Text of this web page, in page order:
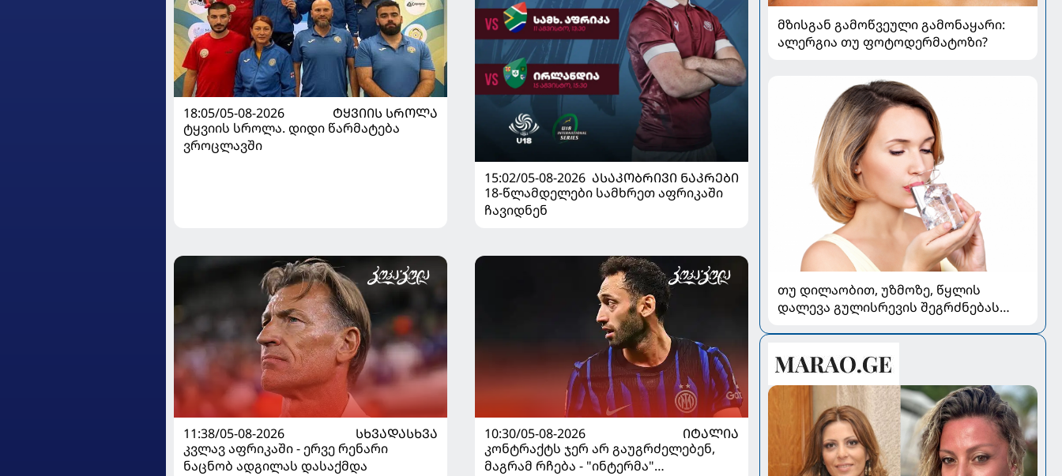
18:05/05-08-2026
ᲢᲧᲕᲘᲘᲡ ᲡᲠᲝᲚᲐ
ტყვიის სროლა. დიდი წარმატება
ვროცლავში
15:02/05-08-2026 ᲐᲡᲐᲙᲝᲑᲠᲘᲕᲘ ᲜᲐᲙᲠᲔᲑᲘ
18-წლამდელები სამხრეთ აფრიკაში
ჩავიდნენ
11:38/05-08-2026
ᲡᲮᲕᲐᲓᲐᲡᲮᲕᲐ
კვლავ აფრიკაში - ერვე რენარი
ნაცნობ ადგილას დასაქმდა
10:30/05-08-2026
ᲘᲢᲐᲚᲘᲐ
კონტრაქტს ჯერ არ გაუგრძელებენ,
მაგრამ რჩება - "ინტერმა"
მზისგან გამოწვეული გამონაყარი:
ალერგია თუ ფოტოდერმატოზი?
თუ დილაობით, უზმოზე, წყლის
დალევა გულისრევის შეგრძნებას